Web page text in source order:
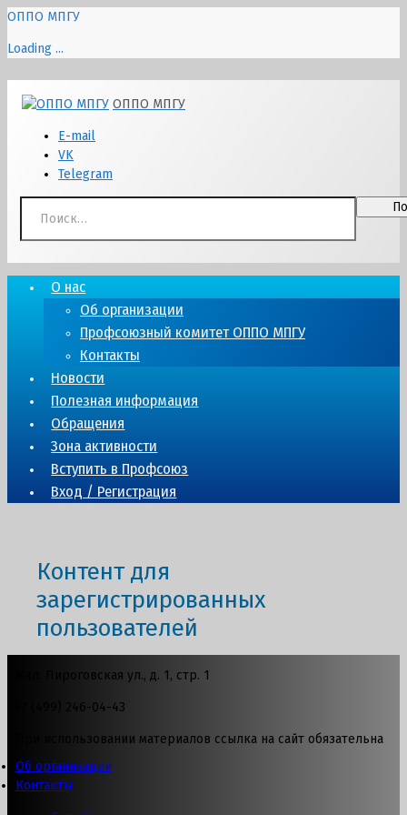
ОППО МПГУ
Loading ...
содержимому
ОППО МПГУ
E-mail
VK
Telegram
О нас
Об организации
Профсоюзный комитет ОППО МПГУ
Контакты
Новости
Полезная информация
Обращения
Зона активности
Вступить в Профсоюз
Вход / Регистрация
Контент для
зарегистрированных
пользователей
Мал. Пироговская ул., д. 1, стр. 1
+7 (499) 246-04-43
При использовании материалов ссылка на сайт обязательна
Об организации
Контакты